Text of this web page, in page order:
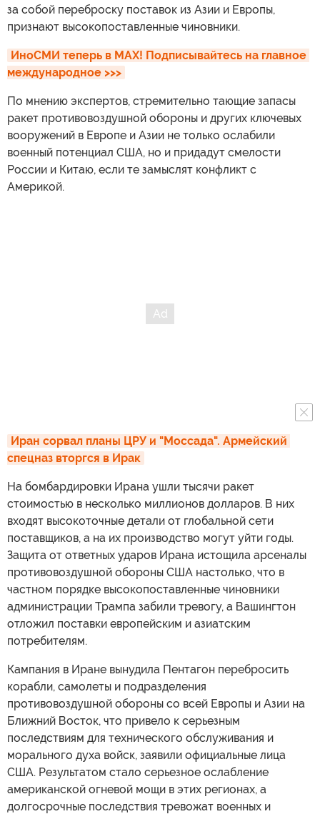
за собой переброску поставок из Азии и Европы,
признают высокопоставленные чиновники.
ИноСМИ теперь в MAX! Подписывайтесь на главное
международное >>>
По мнению экспертов, стремительно тающие запасы
ракет противовоздушной обороны и других ключевых
вооружений в Европе и Азии не только ослабили
военный потенциал США, но и придадут смелости
России и Китаю, если те замыслят конфликт с
Америкой.
Иран сорвал планы ЦРУ и "Моссада". Армейский
спецназ вторгся в Ирак
На бомбардировки Ирана ушли тысячи ракет
стоимостью в несколько миллионов долларов. В них
входят высокоточные детали от глобальной сети
поставщиков, а на их производство могут уйти годы.
Защита от ответных ударов Ирана истощила арсеналы
противовоздушной обороны США настолько, что в
частном порядке высокопоставленные чиновники
администрации Трампа забили тревогу, а Вашингтон
отложил поставки европейским и азиатским
потребителям.
Кампания в Иране вынудила Пентагон перебросить
корабли, самолеты и подразделения
противовоздушной обороны со всей Европы и Азии на
Ближний Восток, что привело к серьезным
последствиям для технического обслуживания и
морального духа войск, заявили официальные лица
США. Результатом стало серьезное ослабление
американской огневой мощи в этих регионах, а
долгосрочные последствия тревожат военных и